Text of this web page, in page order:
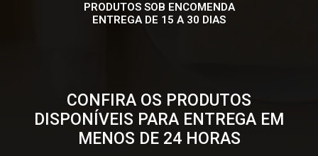
PRODUTOS SOB ENCOMENDA
ENTREGA DE 15 A 30 DIAS
CONFIRA OS PRODUTOS
DISPONÍVEIS PARA ENTREGA EM
MENOS DE 24 HORAS